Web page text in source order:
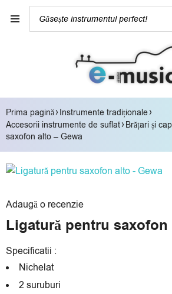
Prima pagină› Instrumente tradiționale›
Accesorii instrumente de suflat› Brățari și
saxofon alto – Gewa
Adaugă o recenzie
Ligatură pentru saxofon
Specificatii :
Nichelat
2 suruburi